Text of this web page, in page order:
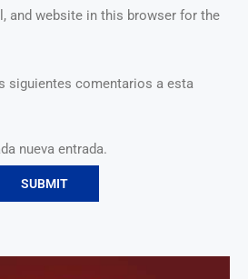
and website in this browser for the
siguientes comentarios a esta
nueva entrada.